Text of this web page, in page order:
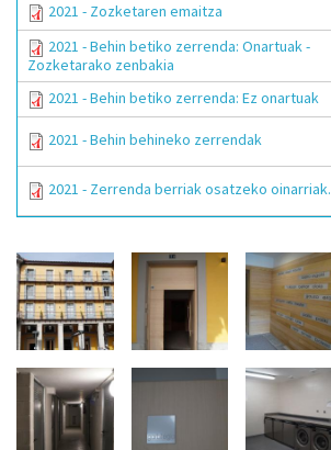
2021 - Zozketaren emaitza
2021 - Behin betiko zerrenda: Onartuak -
Zozketarako zenbakia
2021 - Behin betiko zerrenda: Ez onartuak
2021 - Behin behineko zerrendak
2021 - Zerrenda berriak osatzeko oinarriak.